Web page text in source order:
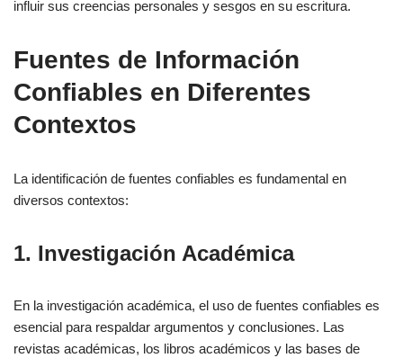
influir sus creencias personales y sesgos en su escritura.
Fuentes de Información
Confiables en Diferentes
Contextos
La identificación de fuentes confiables es fundamental en
diversos contextos:
1. Investigación Académica
En la investigación académica, el uso de fuentes confiables es
esencial para respaldar argumentos y conclusiones. Las
revistas académicas, los libros académicos y las bases de